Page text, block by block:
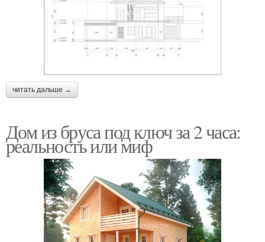
читать дальше →
Дом из бруса под ключ за 2 часа:
реальность или миф